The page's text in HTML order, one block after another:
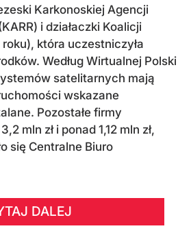
Karkonoskiej Agencji
i działaczki Koalicji
która uczestniczyła
Według Wirtualnej Polski
satelitarnych mają
wskazane
Pozostałe firmy
mln zł i ponad 1,12 mln zł,
się Centralne Biuro
DALEJ